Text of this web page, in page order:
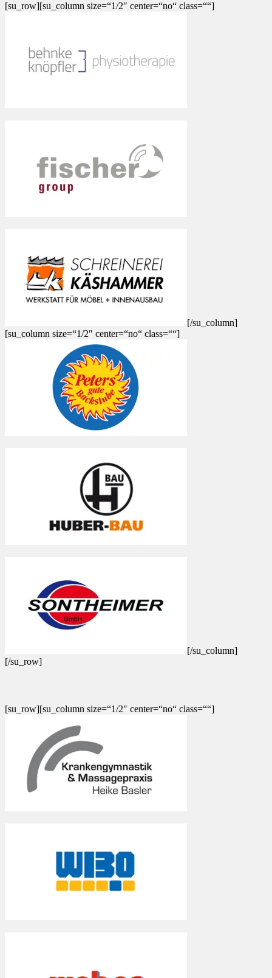
[su_row][su_column size=“1/2″ center=“no“ class=““]
[/su_column]
[su_column size=“1/2″ center=“no“ class=““]
[/su_column]
[/su_row]
[su_row][su_column size=“1/2″ center=“no“ class=““]